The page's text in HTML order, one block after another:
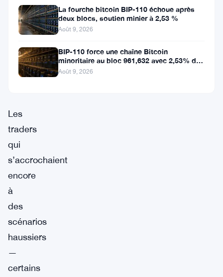
marché
prend
pas
Les
traders
qui
s’accrochaient
encore
à
des
scénarios
haussiers
—
certains
La fourche bitcoin BIP-110 échoue après
deux blocs, soutien minier à 2,53 %
Août 9, 2026
BIP-110 force une chaîne Bitcoin
minoritaire au bloc 961,632 avec 2,53% de
soutien des mineurs
Août 9, 2026